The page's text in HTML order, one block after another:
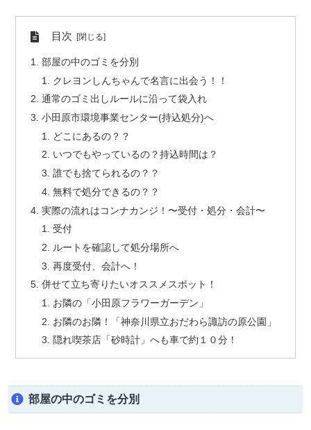
目次
部屋の中のゴミを分別
クレヨンしんちゃんで名言に出会う！！
通常のゴミ出しルールに沿って袋入れ
小田原市環境事業センター(持込処分)へ
どこにあるの？？
いつでもやっているの？持込時間は？
誰でも捨てられるの？？
無料で処分できるの？？
実際の流れはコンナカンジ！〜受付・処分・会計〜
受付
ルートを確認して処分場所へ
再度受付、会計へ！
併せて立ち寄りたいオススメスポット！
お隣の「小田原フラワーガーデン」
お隣のお隣！「神奈川県立おだわら諏訪の原公園」
隠れ喫茶店「砂時計」へも車で約１０分！
部屋の中のゴミを分別